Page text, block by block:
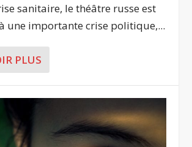
sanitaire, le théâtre russe est
une importante crise politique,...
PLUS